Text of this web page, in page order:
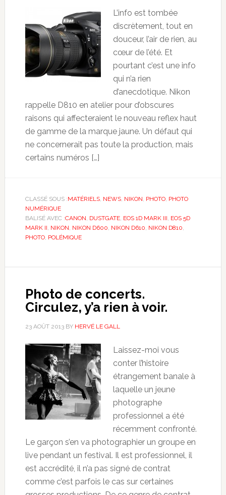
L’info est tombée
discrètement, tout en
douceur, l’air de rien, au
cœur de l’été. Et
pourtant c’est une info
qui n’a rien
d’anecdotique. Nikon
rappelle D810 en atelier pour d’obscures
raisons qui affecteraient le nouveau reflex haut
de gamme de la marque jaune. Un défaut qui
ne concernerait pas toute la production, mais
certains numéros […]
CLASSÉ SOUS :MATÉRIELS, NEWS, NIKON PHOTO, PHOTO
NUMÉRIQUE
BALISÉ AVEC :CANON DUSTGATE, EOS 1D MARK III EOS 5D
MARK II NIKON NIKON D600 NIKON D610 NIKON D810
PHOTO, POLÉMIQUE
Photo de concerts.
Circulez, y’a rien à voir.
23 AOÛT 2013BY HERVÉ LE GALL
Laissez-moi vous
conter l’histoire
étrangement banale à
laquelle un jeune
photographe
professionnel a été
récemment confronté.
Le garçon s’en va photographier un groupe en
live pendant un festival. Il est professionnel, il
est accrédité, il n’a pas signé de contrat
comme c’est parfois le cas sur certaines